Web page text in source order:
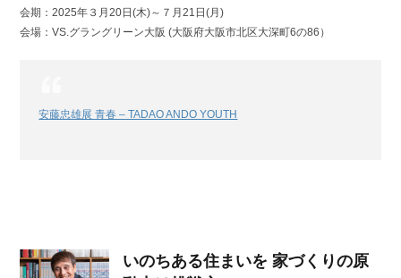
会期：2025年３月20日(木)～７月21日(月)
会場：VS.グラングリーン大阪 (大阪府大阪市北区大深町6の86）
安藤忠雄展 青春 – TADAO ANDO YOUTH
いのちある住まいを 家づくりの原